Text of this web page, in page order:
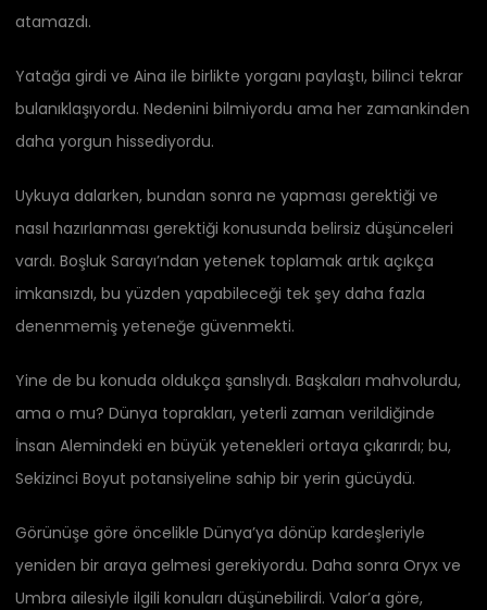
atamazdı.
Yatağa girdi ve Aina ile birlikte yorganı paylaştı, bilinci tekrar
bulanıklaşıyordu. Nedenini bilmiyordu ama her zamankinden
daha yorgun hissediyordu.
Uykuya dalarken, bundan sonra ne yapması gerektiği ve
nasıl hazırlanması gerektiği konusunda belirsiz düşünceleri
vardı. Boşluk Sarayı’ndan yetenek toplamak artık açıkça
imkansızdı, bu yüzden yapabileceği tek şey daha fazla
denenmemiş yeteneğe güvenmekti.
Yine de bu konuda oldukça şanslıydı. Başkaları mahvolurdu,
ama o mu? Dünya toprakları, yeterli zaman verildiğinde
İnsan Alemindeki en büyük yetenekleri ortaya çıkarırdı; bu,
Sekizinci Boyut potansiyeline sahip bir yerin gücüydü.
Görünüşe göre öncelikle Dünya’ya dönüp kardeşleriyle
yeniden bir araya gelmesi gerekiyordu. Daha sonra Oryx ve
Umbra ailesiyle ilgili konuları düşünebilirdi. Valor’a göre,